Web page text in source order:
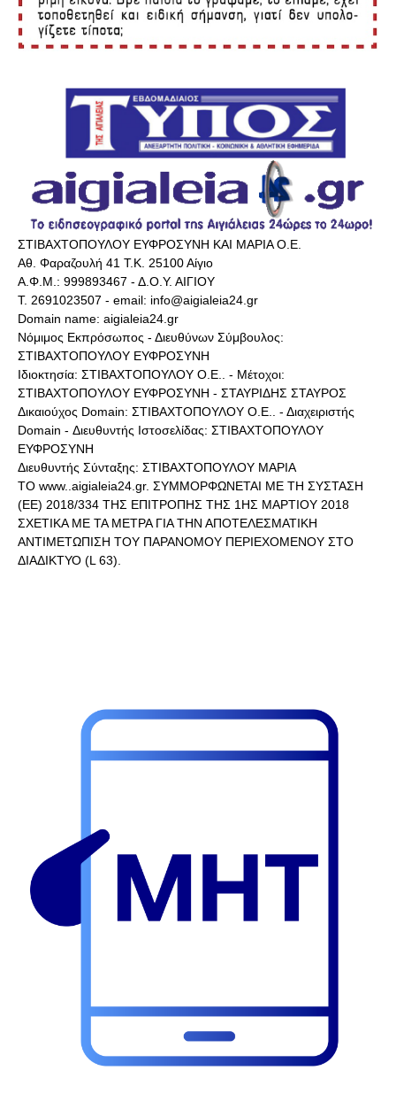
ΣΤΙΒΑΧΤΟΠΟΥΛΟΥ ΕΥΦΡΟΣΥΝΗ ΚΑΙ ΜΑΡΙΑ Ο.Ε.
Αθ. Φαραζουλή 41 Τ.Κ. 25100 Αίγιο
Α.Φ.Μ.: 999893467 - Δ.Ο.Υ. ΑΙΓΙΟΥ
Τ. 2691023507 - email: info@aigialeia24.gr
Domain name: aigialeia24.gr
Νόμιμος Εκπρόσωπος - Διευθύνων Σύμβουλος:
ΣΤΙΒΑΧΤΟΠΟΥΛΟΥ ΕΥΦΡΟΣΥΝΗ
Ιδιοκτησία: ΣΤΙΒΑΧΤΟΠΟΥΛΟΥ Ο.Ε.. - Μέτοχοι:
ΣΤΙΒΑΧΤΟΠΟΥΛΟΥ ΕΥΦΡΟΣΥΝΗ - ΣΤΑΥΡΙΔΗΣ ΣΤΑΥΡΟΣ
Δικαιούχος Domain: ΣΤΙΒΑΧΤΟΠΟΥΛΟΥ Ο.Ε.. - Διαχειριστής
Domain - Διευθυντής Ιστοσελίδας: ΣΤΙΒΑΧΤΟΠΟΥΛΟΥ
ΕΥΦΡΟΣΥΝΗ
Διευθυντής Σύνταξης: ΣΤΙΒΑΧΤΟΠΟΥΛΟΥ ΜΑΡΙΑ
ΤΟ www..aigialeia24.gr. ΣΥΜΜΟΡΦΩΝΕΤΑΙ ΜΕ ΤΗ ΣΥΣΤΑΣΗ
(ΕΕ) 2018/334 ΤΗΣ ΕΠΙΤΡΟΠΗΣ ΤΗΣ 1ΗΣ ΜΑΡΤΙΟΥ 2018
ΣΧΕΤΙΚΑ ΜΕ ΤΑ ΜΕΤΡΑ ΓΙΑ ΤΗΝ ΑΠΟΤΕΛΕΣΜΑΤΙΚΗ
ΑΝΤΙΜΕΤΩΠΙΣΗ ΤΟΥ ΠΑΡΑΝΟΜΟΥ ΠΕΡΙΕΧΟΜΕΝΟΥ ΣΤΟ
ΔΙΑΔΙΚΤΥΟ (L 63).